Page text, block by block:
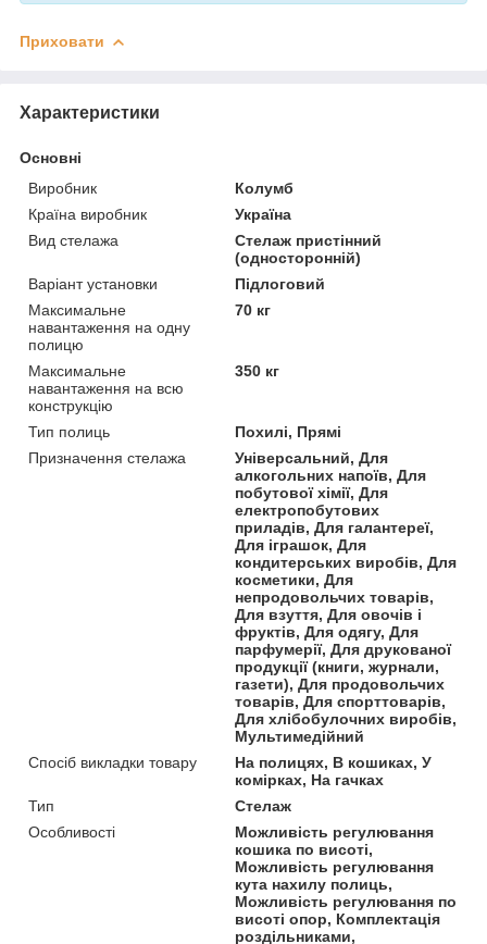
Приховати
Характеристики
Основні
Виробник
Колумб
Країна виробник
Україна
Вид стелажа
Стелаж пристінний
(односторонній)
Варіант установки
Підлоговий
Максимальне
навантаження на одну
полицю
70 кг
Максимальне
навантаження на всю
конструкцію
350 кг
Тип полиць
Похилі, Прямі
Призначення стелажа
Універсальний, Для
алкогольних напоїв, Для
побутової хімії, Для
електропобутових
приладів, Для галантереї,
Для іграшок, Для
кондитерських виробів, Для
косметики, Для
непродовольчих товарів,
Для взуття, Для овочів і
фруктів, Для одягу, Для
парфумерії, Для друкованої
продукції (книги, журнали,
газети), Для продовольчих
товарів, Для спорттоварів,
Для хлібобулочних виробів,
Мультимедійний
Спосіб викладки товару
На полицях, В кошиках, У
комірках, На гачках
Тип
Стелаж
Особливості
Можливість регулювання
кошика по висоті,
Можливість регулювання
кута нахилу полиць,
Можливість регулювання по
висоті опор, Комплектація
роздільниками,